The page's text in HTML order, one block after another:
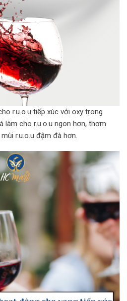
r.u.o.u tiếp xúc với oxy trong
làm cho r.u.o.u ngon hơn, thơm
r.u.o.u đậm đà hơn.